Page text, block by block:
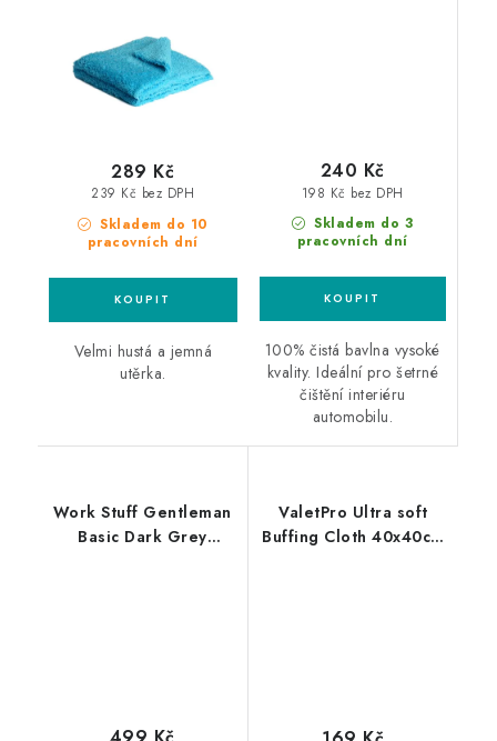
Skladem do 10
pracovních dní
239 Kč bez DPH
289 Kč
Velmi hustá a jemná
utěrka.
Skladem do 3
pracovních dní
198 Kč bez DPH
240 Kč
100% čistá bavlna vysoké
kvality. Ideální pro šetrné
čištění interiéru
automobilu.
Work Stuff Gentleman
Basic Dark Grey
ValetPro Ultra soft
Buffing Cloth 40x40cm